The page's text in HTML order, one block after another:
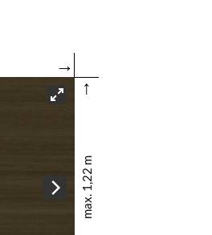
→
↑
max. 1,22 m